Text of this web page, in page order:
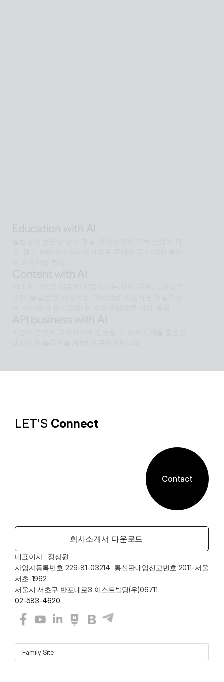
LET'S Connect
Contact
회사소개서 다운로드
대표이사 : 정상원
사업자등록번호 229-81-03214  통신판매업신고번호 2011-서울
서초-1962
서울시 서초구 반포대로3 이스트빌딩(우)06711
02-583-4620
Family Site